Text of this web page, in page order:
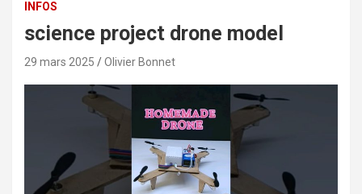
INFOS
science project drone model
29 mars 2025 Olivier Bonnet